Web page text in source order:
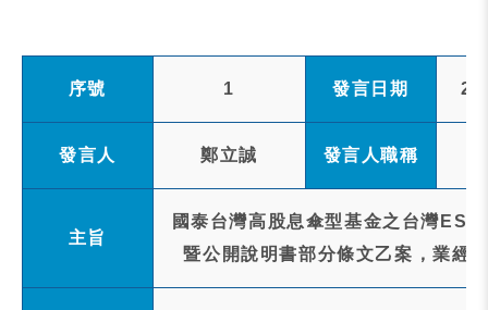
序號 1 發言日期
發言人 鄭立誠 發言人職稱
主旨
國泰台灣高股息傘型基金之台灣
暨公開說明書部分條文乙案，業經